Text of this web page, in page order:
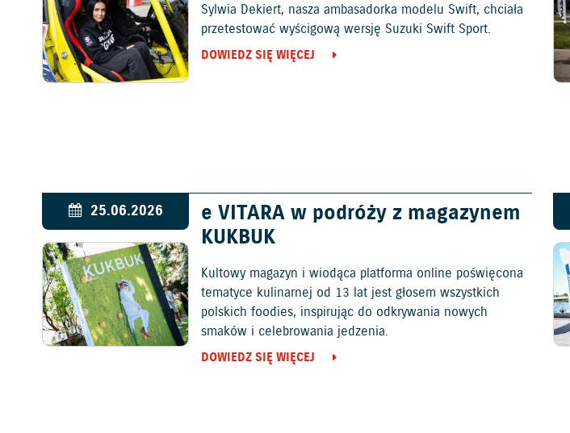
Sylwia Dekiert, nasza ambasadorka modelu Swift, chciała
przetestować wyścigową wersję Suzuki Swift Sport.
DOWIEDZ SIĘ WIĘCEJ
25.06.2026
e VITARA w podróży z magazynem
KUKBUK
Kultowy magazyn i wiodąca platforma online poświęcona
tematyce kulinarnej od 13 lat jest głosem wszystkich
polskich foodies, inspirując do odkrywania nowych
smaków i celebrowania jedzenia.
DOWIEDZ SIĘ WIĘCEJ